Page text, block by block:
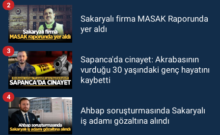
Sakaryalı firma MASAK Raporunda
yer aldı
2
Sapanca'da cinayet: Akrabasının
vurduğu 30 yaşındaki genç hayatını
kaybetti
3
Ahbap soruşturmasında Sakaryalı
iş adamı gözaltına alındı
4